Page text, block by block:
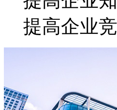
提高企业